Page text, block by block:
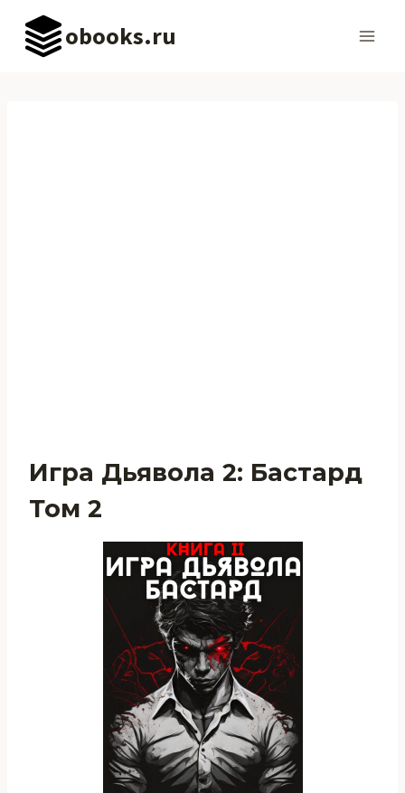
Перейти
содержимому
obooks.ru
Игра Дьявола 2: Бастард
Том 2